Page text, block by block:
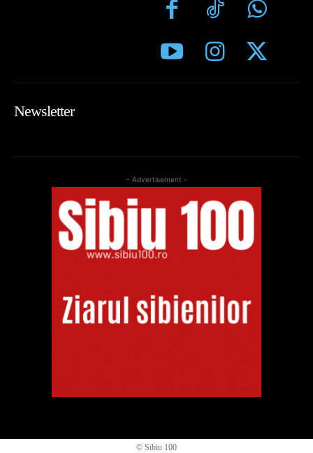
Newsletter
- Advertisement -
© Sibiu 100